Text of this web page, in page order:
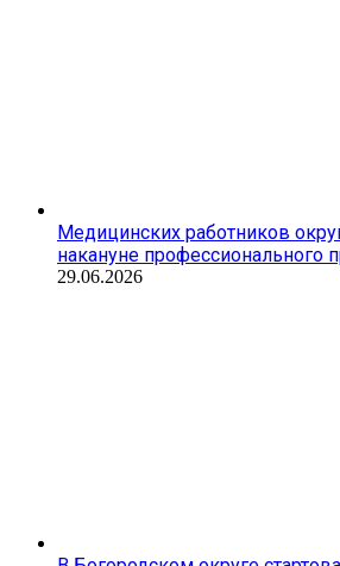
Медицинских работников
накануне профессионального
29.06.2026